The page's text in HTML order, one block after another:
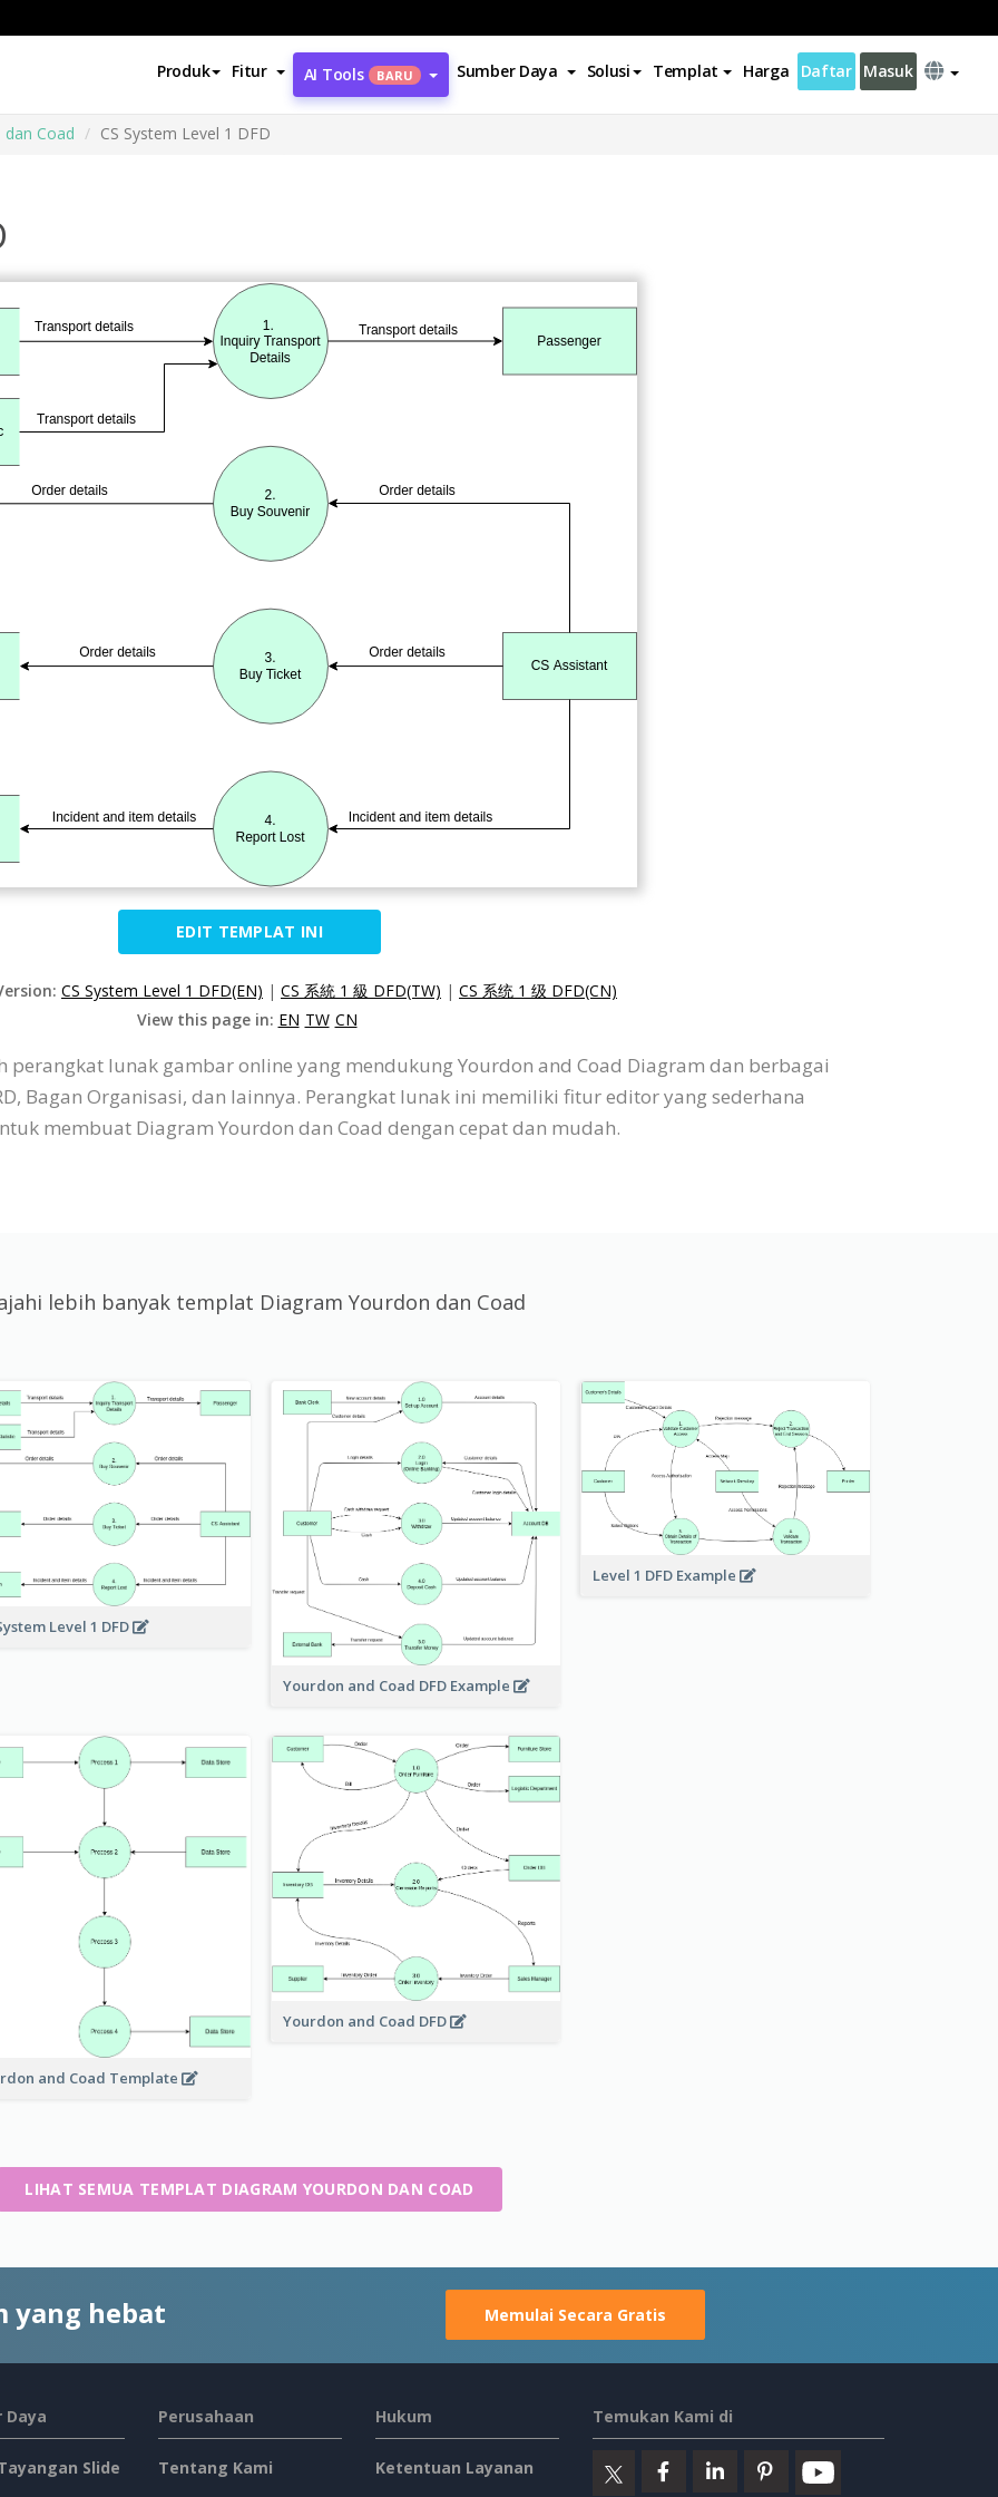
Produk Fitur AI Tools BARU Sumber Daya Solusi Templat Harga Daftar Masuk
Coad CS System Level 1 DFD
EDIT TEMPLAT INI
CS System Level 1 DFD(EN) | CS 系統 1 級 DFD(TW) | CS 系统 1 级 DFD(CN)
View this page in: EN TW CN
perangkat lunak gambar online yang mendukung Yourdon and Coad Diagram dan berbagai
Bagan Organisasi, dan lainnya. Perangkat lunak ini memiliki fitur editor yang sederhana
membuat Diagram Yourdon dan Coad dengan cepat dan mudah.
lebih banyak templat Diagram Yourdon dan Coad
Level 1 DFD
Yourdon and Coad DFD Example
Level 1 DFD Example
and Coad Template
Yourdon and Coad DFD
LIHAT SEMUA TEMPLAT DIAGRAM YOURDON DAN COAD
yang hebat Memulai Secara Gratis
Daya
Slide
Perusahaan
Tentang Kami
Hukum
Ketentuan Layanan
Temukan Kami di